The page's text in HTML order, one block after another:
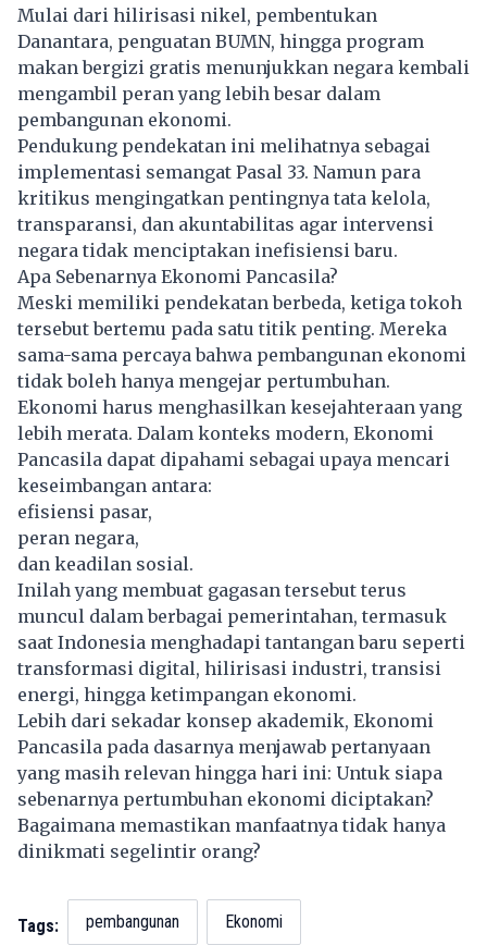
Mulai dari hilirisasi nikel, pembentukan
Danantara, penguatan BUMN, hingga program
makan bergizi gratis menunjukkan negara kembali
mengambil peran yang lebih besar dalam
pembangunan ekonomi.
Pendukung pendekatan ini melihatnya sebagai
implementasi semangat Pasal 33. Namun para
kritikus mengingatkan pentingnya tata kelola,
transparansi, dan akuntabilitas agar intervensi
negara tidak menciptakan inefisiensi baru.
Apa Sebenarnya Ekonomi Pancasila?
Meski memiliki pendekatan berbeda, ketiga tokoh
tersebut bertemu pada satu titik penting. Mereka
sama-sama percaya bahwa pembangunan ekonomi
tidak boleh hanya mengejar pertumbuhan.
Ekonomi harus menghasilkan kesejahteraan yang
lebih merata. Dalam konteks modern, Ekonomi
Pancasila dapat dipahami sebagai upaya mencari
keseimbangan antara:
efisiensi pasar,
peran negara,
dan keadilan sosial.
Inilah yang membuat gagasan tersebut terus
muncul dalam berbagai pemerintahan, termasuk
saat Indonesia menghadapi tantangan baru seperti
transformasi digital, hilirisasi industri, transisi
energi, hingga ketimpangan ekonomi.
Lebih dari sekadar konsep akademik, Ekonomi
Pancasila pada dasarnya menjawab pertanyaan
yang masih relevan hingga hari ini: Untuk siapa
sebenarnya pertumbuhan ekonomi diciptakan?
Bagaimana memastikan manfaatnya tidak hanya
dinikmati segelintir orang?
Tags: pembangunan Ekonomi